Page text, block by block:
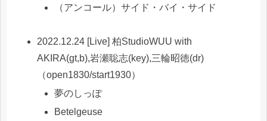
（アンコール）サイド・バイ・サイド
2022.12.24 [Live] 柏StudioWUU with
AKIRA(gt,b),岩瀬聡志(key),三輪昭徳(dr)
（open1830/start1930）
夢のしっぽ
Betelgeuse